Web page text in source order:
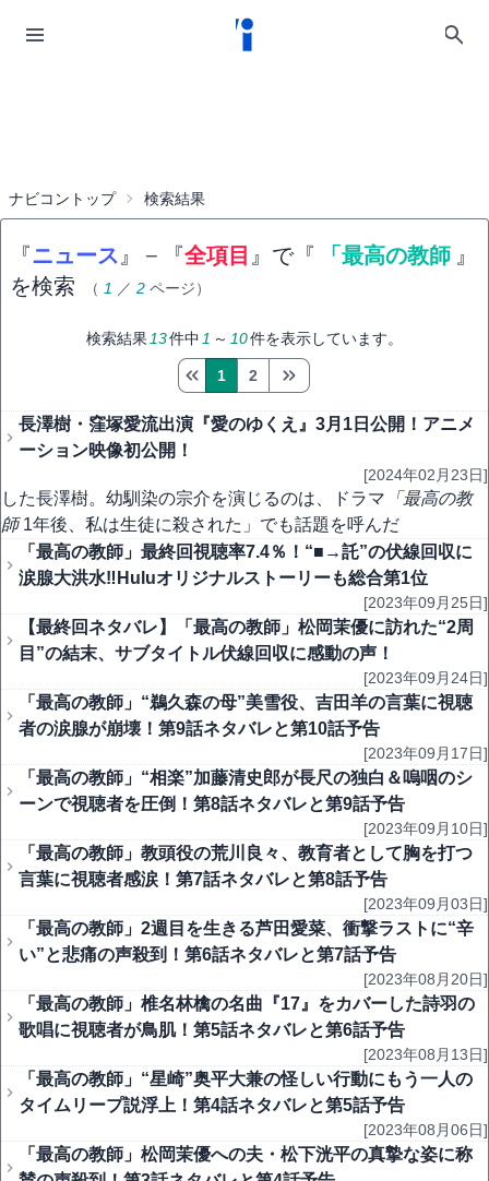
ナビコントップ 検索結果
『ニュース 』 − 『全項目 』で『 「最高の教師 』
を検索
（ 1 ／ 2 ページ）
検索結果 13件中 1 ～ 10件を表示しています。
1 2
長澤樹・窪塚愛流出演『愛のゆくえ』3月1日公開！アニメ
ーション映像初公開！
[2024年02月23日]
した長澤樹。幼馴染の宗介を演じるのは、ドラマ 「最高の教
師1年後、私は生徒に殺された」でも話題を呼んだ
「最高の教師」最終回視聴率7.4％！“■→託”の伏線回収に
涙腺大洪水‼Huluオリジナルストーリーも総合第1位
[2023年09月25日]
【最終回ネタバレ】「最高の教師」松岡茉優に訪れた“2周
目”の結末、サブタイトル伏線回収に感動の声！
[2023年09月24日]
「最高の教師」“鵜久森の母”美雪役、吉田羊の言葉に視聴
者の涙腺が崩壊！第9話ネタバレと第10話予告
[2023年09月17日]
「最高の教師」“相楽”加藤清史郎が長尺の独白＆嗚咽のシ
ーンで視聴者を圧倒！第8話ネタバレと第9話予告
[2023年09月10日]
「最高の教師」教頭役の荒川良々、教育者として胸を打つ
言葉に視聴者感涙！第7話ネタバレと第8話予告
[2023年09月03日]
「最高の教師」2週目を生きる芦田愛菜、衝撃ラストに“辛
い”と悲痛の声殺到！第6話ネタバレと第7話予告
[2023年08月20日]
「最高の教師」椎名林檎の名曲『17』をカバーした詩羽の
歌唱に視聴者が鳥肌！第5話ネタバレと第6話予告
[2023年08月13日]
「最高の教師」“星崎”奥平大兼の怪しい行動にもう一人の
タイムリープ説浮上！第4話ネタバレと第5話予告
[2023年08月06日]
「最高の教師」松岡茉優への夫・松下洸平の真摯な姿に称